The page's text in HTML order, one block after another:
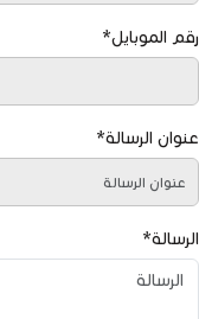
رقم الموبايل*
عنوان الرسالة*
الرسالة*